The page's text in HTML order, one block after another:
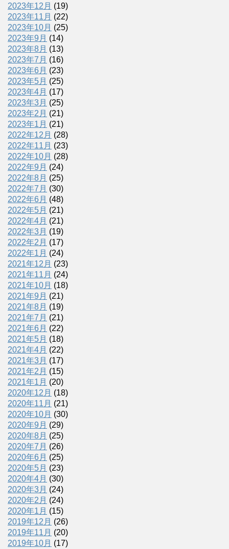
2023年12月 (19)
2023年11月 (22)
2023年10月 (25)
2023年9月 (14)
2023年8月 (13)
2023年7月 (16)
2023年6月 (23)
2023年5月 (25)
2023年4月 (17)
2023年3月 (25)
2023年2月 (21)
2023年1月 (21)
2022年12月 (28)
2022年11月 (23)
2022年10月 (28)
2022年9月 (24)
2022年8月 (25)
2022年7月 (30)
2022年6月 (48)
2022年5月 (21)
2022年4月 (21)
2022年3月 (19)
2022年2月 (17)
2022年1月 (24)
2021年12月 (23)
2021年11月 (24)
2021年10月 (18)
2021年9月 (21)
2021年8月 (19)
2021年7月 (21)
2021年6月 (22)
2021年5月 (18)
2021年4月 (22)
2021年3月 (17)
2021年2月 (15)
2021年1月 (20)
2020年12月 (18)
2020年11月 (21)
2020年10月 (30)
2020年9月 (29)
2020年8月 (25)
2020年7月 (26)
2020年6月 (25)
2020年5月 (23)
2020年4月 (30)
2020年3月 (24)
2020年2月 (24)
2020年1月 (15)
2019年12月 (26)
2019年11月 (20)
2019年10月 (17)